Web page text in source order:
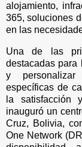
alojamiento,
365, soluciones
en las
Una de las
destacadas para
y
específicas de
la satisfacción
inauguró un
Cruz, Bolivia,
One Network